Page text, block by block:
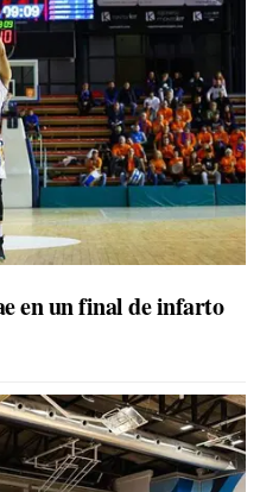
en un final de infarto